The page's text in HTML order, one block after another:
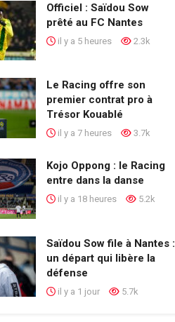
Officiel : Saïdou Sow
prêté au FC Nantes
il y a 5 heures 2.3k
Le Racing offre son
premier contrat pro à
Trésor Kouablé
il y a 7 heures 3.7k
Kojo Oppong : le Racing
entre dans la danse
il y a 18 heures 5.2k
Saïdou Sow file à Nantes :
un départ qui libère la
défense
il y a 1 jour 5.7k